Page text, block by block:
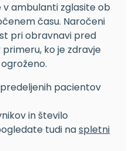
v ambulanti zglasite ob
času. Naročeni
pri obravnavi pred
ko je zdravje
pacientov
in število
tudi naspletni